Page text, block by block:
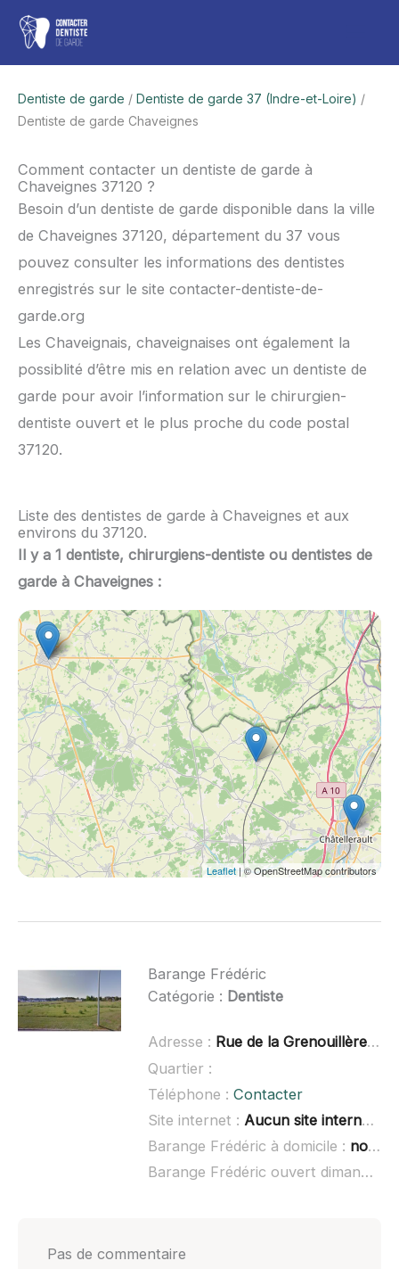
Aller
contenu
Dentiste de garde / Dentiste de garde 37 (Indre-et-Loire) /
Dentiste de garde Chaveignes
Comment contacter un dentiste de garde à
Chaveignes 37120 ?
Besoin d’un dentiste de garde disponible dans la ville
de Chaveignes 37120, département du 37 vous
pouvez consulter les informations des dentistes
enregistrés sur le site contacter-dentiste-de-
garde.org
Les Chaveignais, chaveignaises ont également la
possiblité d’être mis en relation avec un dentiste de
garde pour avoir l’information sur le chirurgien-
dentiste ouvert et le plus proche du code postal
37120.
Liste des dentistes de garde à Chaveignes et aux
environs du 37120.
Il y a 1 dentiste, chirurgiens-dentiste ou dentistes de
garde à Chaveignes :
Leaflet | © OpenStreetMap contributors
Barange Frédéric
Catégorie : Dentiste
Adresse : Rue de la Grenouillère, 37120 Chaveignes
Quartier :
Téléphone : Contacter
Site internet : Aucun site internet connu
Barange Frédéric à domicile : non renseigné
Barange Frédéric ouvert dimanche :
Pas de commentaire